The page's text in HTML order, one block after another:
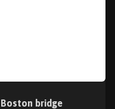
Boston bridge